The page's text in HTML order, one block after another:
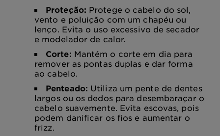
Proteção: Protege o cabelo do sol,
vento e poluição com um chapéu ou
lenço. Evita o uso excessivo de secador
e modelador de calor.
Corte: Mantém o corte em dia para
remover as pontas duplas e dar forma
ao cabelo.
Penteado: Utiliza um pente de dentes
largos ou os dedos para desembaraçar o
cabelo suavemente. Evita escovas, pois
podem danificar os fios e aumentar o
frizz.